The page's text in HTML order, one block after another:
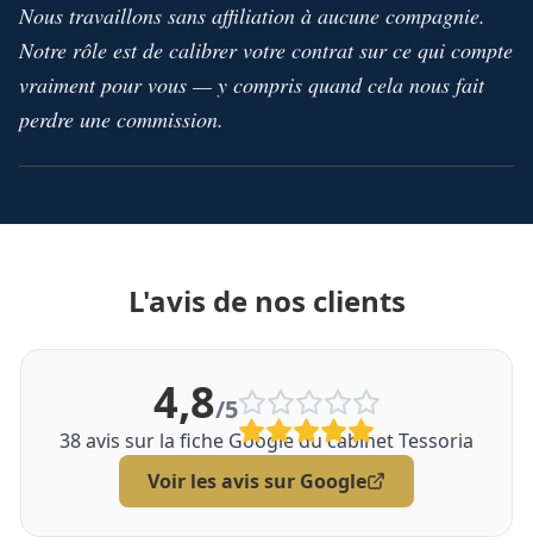
Nous travaillons sans affiliation à aucune compagnie.
Notre rôle est de calibrer votre contrat sur ce qui compte
vraiment pour vous — y compris quand cela nous fait
perdre une commission.
L'avis de nos clients
4,8/5
38avis sur la fiche Google du cabinet Tessoria
Voir les avis sur Google